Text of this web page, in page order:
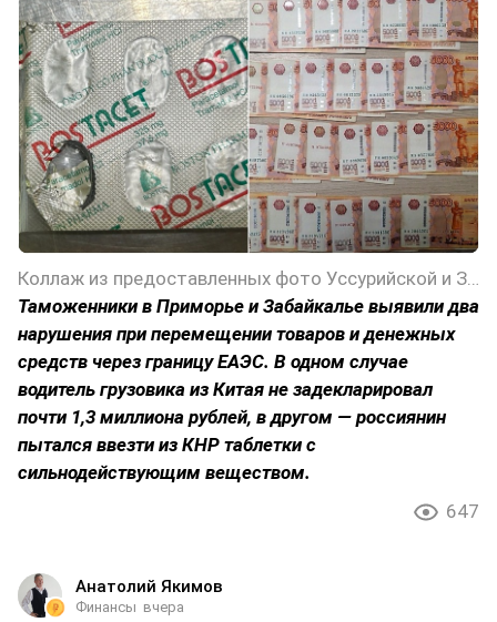
Таможенники в Приморье и Забайкалье выявили два
нарушения при перемещении товаров и денежных
средств через границу ЕАЭС. В одном случае
водитель грузовика из Китая не задекларировал
почти 1,3 миллиона рублей, в другом — россиянин
пытался ввезти из КНР таблетки с
сильнодействующим веществом.
647
Анатолий Якимов
Финансы вчера